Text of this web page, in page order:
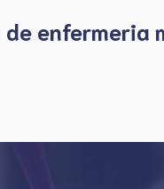
de enfermeria